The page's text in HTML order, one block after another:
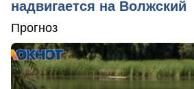
надвигается на Волжский
Прогноз